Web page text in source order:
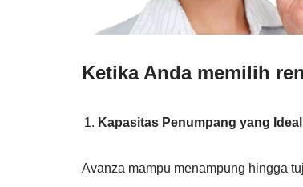
Ketika Anda memilih
Kapasitas Penumpang yang Ideal
Avanza mampu menampung hingga